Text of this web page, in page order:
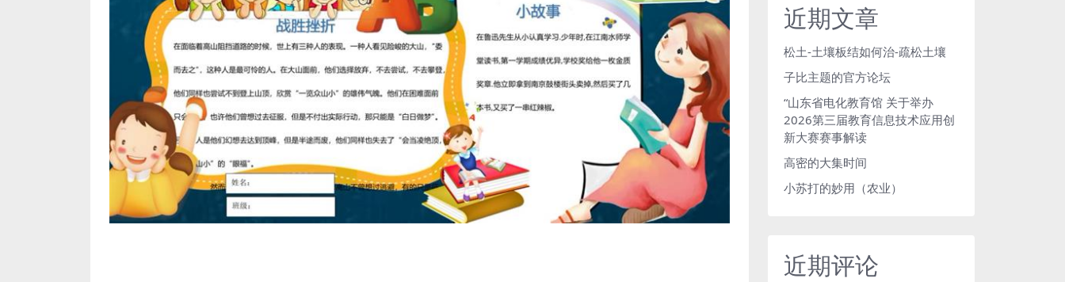
近期文章
松土-土壤板结如何治-疏松土壤
子比主题的官方论坛
“山东省电化教育馆 关于举办
2026第三届教育信息技术应用创
新大赛赛事解读
高密的大集时间
小苏打的妙用（农业）
近期评论